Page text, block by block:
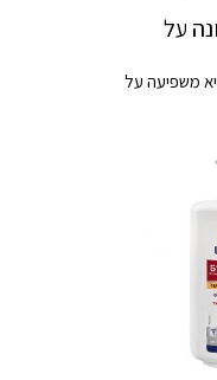
על
משפיעה על